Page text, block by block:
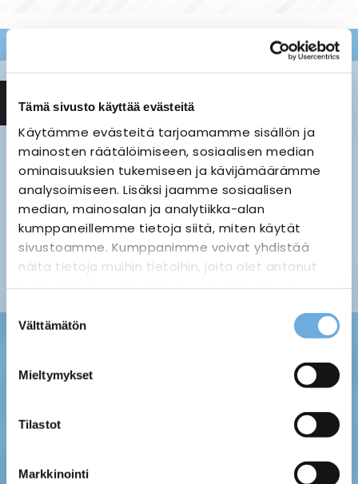
Tämä sivusto käyttää evästeitä
Käytämme evästeitä tarjoamamme sisällön ja
mainosten räätälöimiseen, sosiaalisen median
ominaisuuksien tukemiseen ja kävijämäärämme
analysoimiseen. Lisäksi jaamme sosiaalisen
median, mainosalan ja analytiikka-alan
kumppaneillemme tietoja siitä, miten käytät
sivustoamme. Kumppanimme voivat yhdistää
näitä tietoja muihin tietoihin, joita olet antanut
heille tai joita on kerätty, kun olet käyttänyt
Suostumuksen
valinta
Välttämätön
Mieltymykset
Tilastot
Markkinointi
Maksuvaihtoehdot ›
Toimitustavat ja -kulut ›
Tilausehdot ›
Palauttaminen ›
Tietosuojaseloste ›
Asiakaspalaute ›